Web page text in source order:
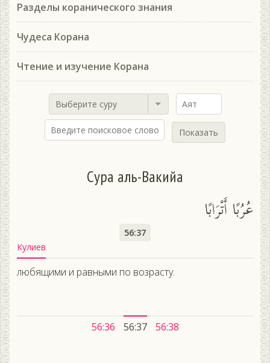
Разделы коранического знания
Чудеса Корана
Чтение и изучение Корана
Выберите суру
Показать
Сура аль-Вакийа
عُرُبًا أَتْرَابًا
56:37
Кулиев
любящими и равными по возрасту.
56:36 56:37 56:38